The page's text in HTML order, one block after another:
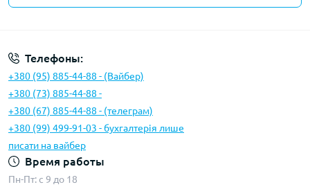
Телефоны:
+380 (95) 885-44-88 - (Вайбер)
+380 (73) 885-44-88 -
+380 (67) 885-44-88 - (телеграм)
+380 (99) 499-91-03 - бухгалтерія лише
писати на вайбер
Время работы
Пн-Пт: с 9 до 18